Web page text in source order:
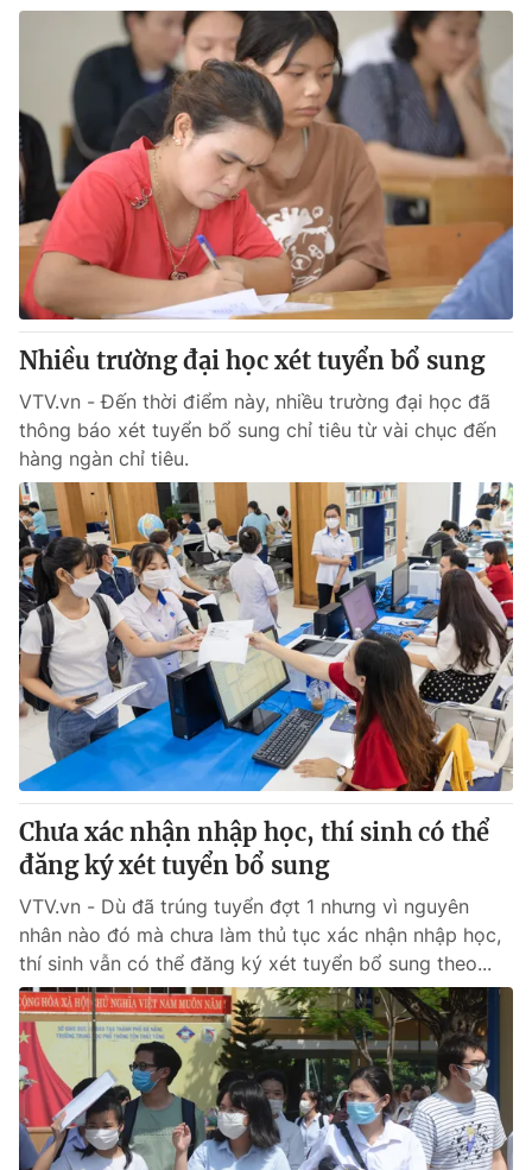
Nhiều trường đại học xét tuyển bổ sung
VTV.vn - Đến thời điểm này, nhiều trường đại học đã
thông báo xét tuyển bổ sung chỉ tiêu từ vài chục đến
hàng ngàn chỉ tiêu.
Chưa xác nhận nhập học, thí sinh có thể
đăng ký xét tuyển bổ sung
VTV.vn - Dù đã trúng tuyển đợt 1 nhưng vì nguyên
nhân nào đó mà chưa làm thủ tục xác nhận nhập học,
thí sinh vẫn có thể đăng ký xét tuyển bổ sung theo...